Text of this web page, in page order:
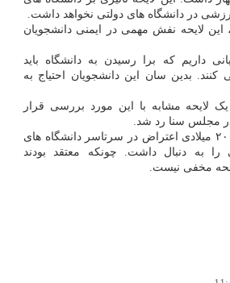
در دانشگاه های دولتی نخواهد داشت.
این لایحه نفش مهمی در ایمنی دانشجویان
داریم که برا رسیدن به دانشگاه باید
بدین سان این دانشجویان احتیاج به
میلادی یک لایحه مشابه با این مورد بررسی قرار
مجلس سنا رد شد.
لایحه اصلی در سال ۲۰۱۹ میلادی اعتراض در سرتاسر دانشگاه های
را به دنبال داشت. چونکه معتقد بودند
مخفی نیست.